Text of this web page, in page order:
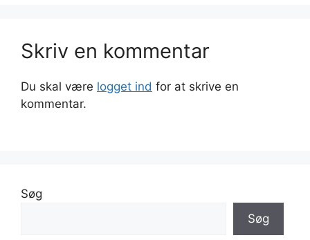
Skriv en kommentar
Du skal være logget ind for at skrive en
kommentar.
Søg
Søg